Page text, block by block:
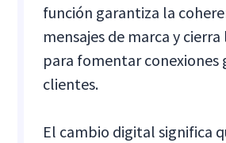
función garantiza la
mensajes de marca y
para fomentar conexiones
clientes.
El cambio digital significa